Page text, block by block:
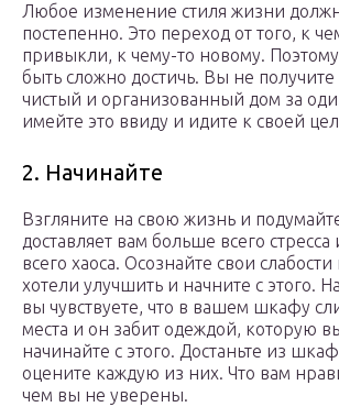
Любое изменение стиля жизни
постепенно. Это переход от того, к
привыкли, к чему-то новому.
быть сложно достичь. Вы не
чистый и организованный дом за
имейте это ввиду и идите к своей
2. Начинайте
Взгляните на свою жизнь и
доставляет вам больше всего
всего хаоса. Осознайте свои
хотели улучшить и начните с этого.
вы чувствуете, что в вашем шкафу
места и он забит одеждой, которую
начинайте с этого. Достаньте из
оцените каждую из них. Что вам
чем вы не уверены.